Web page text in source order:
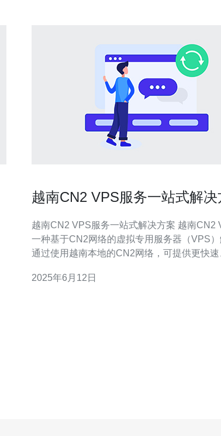
越南CN2 VPS服务一站式解决
越南CN2 VPS服务一站式解决方案 越南CN2 VPS服务是
一种基于CN2网络的虚拟专用服务器（VPS）
通过使用越南本地的CN2网络，可提供更快速
VPS服务具有以下优势： 更快速的网络连接速度 更稳定的
2025年6月12日